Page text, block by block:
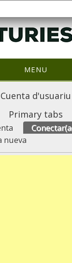
MENU
Cuenta d'usuariu
Primary tabs
Conectar
nueva